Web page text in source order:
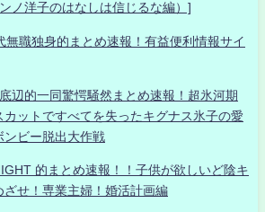
ノ洋子のはなしは信じるな編）]
独身的まとめ速報！有益便利情報サイ
辺的一同驚愕騒然まとめ速報！超氷河期
ットですべてを失ったキグナス氷子の愛
ンビー脱出大作戦
的まとめ速報！！子供が欲しいど陰キ
ざせ！専業主婦！婚活計画編